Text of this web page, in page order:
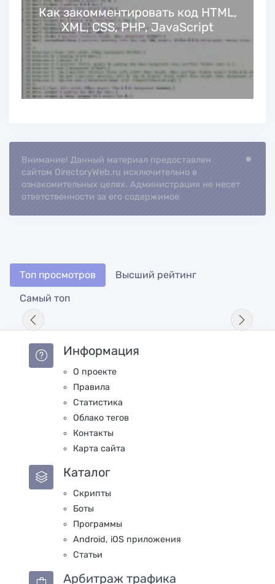
Как закомментировать код HTML,
XML, CSS, PHP, JavaScript
Loading...
Внимание! Данный материал предоставлен
сайтом DirectoryWeb.ru исключительно в
ознакомительных целях. Администрация не несет
ответственности за его содержимое
Топ просмотров
Высший рейтинг
Самый топ
Информация
О проекте
Правила
Статистика
Облако тегов
Контакты
Карта сайта
Каталог
Скрипты
Боты
Программы
Android, iOS приложения
Статьи
Арбитраж трафика